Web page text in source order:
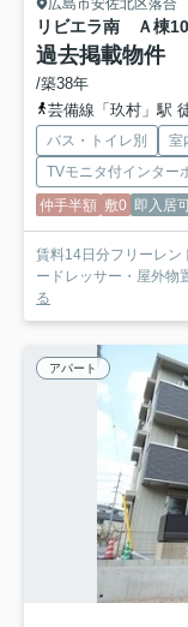
広島市安佐北区落合
リビエラ南 Ａ棟
過去掲載物件
/築38年
芸備線「玖村」駅
バス・トイレ別 室
TVモニタ付インター
仲手半額 敷0 即入居
賃料14日分フリーレン
ードレッサー・屋外物
る
アパート